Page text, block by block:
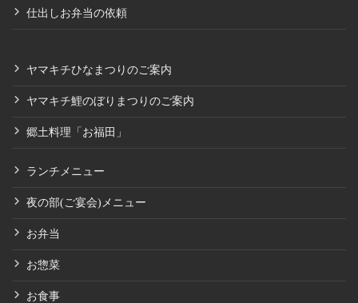
仕出しお弁当の依頼
ヤマキチひなまつりのご案内
ヤマキチ鯉のぼりまつりのご案内
郷土料理「お福田」
ランチメニュー
夜の部(ご宴会)メニュー
お弁当
お惣菜
お食事